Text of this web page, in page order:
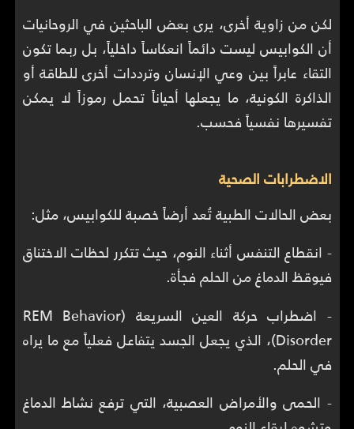
لكن من زاوية أخرى، يرى بعض الباحثين في الروحانيات
أن الكوابيس ليست دائماً انعكاساً داخلياً، بل ربما تكون
التقاء عابراً بين وعي الإنسان وترددات أخرى للطاقة أو
الذاكرة الكونية، ما يجعلها أحياناً تحمل رموزاً لا يمكن
تفسيرها نفسياً فحسب.
الاضطرابات الصحية
بعض الحالات الطبية تُعد أرضاً خصبة للكوابيس، مثل:
- انقطاع التنفس أثناء النوم، حيث تتكرر لحظات الاختناق
فيوقظ الدماغ من الحلم فجأة.
- اضطراب حركة العين السريعة (REM Behavior
Disorder)، الذي يجعل الجسد يتفاعل فعلياً مع ما يراه
في الحلم.
- الحمى والأمراض العصبية، التي ترفع نشاط الدماغ